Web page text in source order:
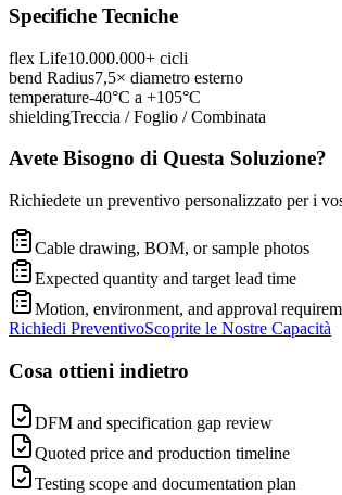
Specifiche Tecniche
flex Life10.000.000+ cicli
bend Radius7,5× diametro esterno
temperature-40°C a +105°C
shieldingTreccia / Foglio / Combinata
Avete Bisogno di Questa Soluzione?
Richiedete un preventivo personalizzato per i
Cable drawing, BOM, or sample photos
Expected quantity and target lead time
Motion, environment, and approval
Richiedi PreventivoScoprite le Nostre Capacità
Cosa ottieni indietro
DFM and specification gap review
Quoted price and production timeline
Testing scope and documentation plan